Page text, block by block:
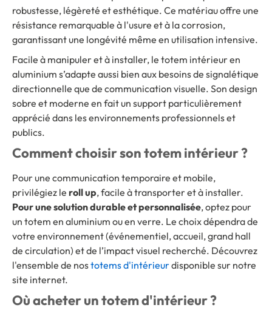
robustesse, légèreté et esthétique. Ce matériau offre une
résistance remarquable à l'usure et à la corrosion,
garantissant une longévité même en utilisation intensive.
Facile à manipuler et à installer, le totem intérieur en
aluminium s’adapte aussi bien aux besoins de signalétique
directionnelle que de communication visuelle. Son design
sobre et moderne en fait un support particulièrement
apprécié dans les environnements professionnels et
publics.
Comment choisir son totem intérieur ?
Pour une communication temporaire et mobile,
privilégiez le roll up, facile à transporter et à installer.
Pour une solution durable et personnalisée, optez pour
un totem en aluminium ou en verre. Le choix dépendra de
votre environnement (événementiel, accueil, grand hall
de circulation) et de l’impact visuel recherché. Découvrez
l'ensemble de nostotems d'intérieurdisponible sur notre
site internet.
Où acheter un totem d'intérieur ?